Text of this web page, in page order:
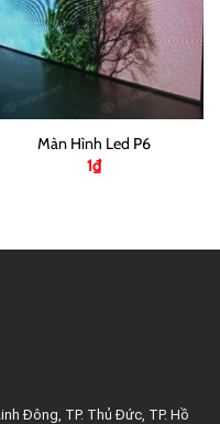
Màn Hình Led P6
1₫
Đông, TP. Thủ Đức, TP. Hồ